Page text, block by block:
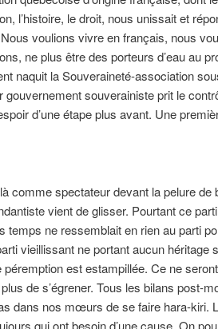
l’histoire, le droit, nous unissait et
voulions vivre en français, nous
ne plus être des porteurs d’eau au
naquit la Souveraineté-association
gouvernement souverainiste prit le
d’une étape plus avant. Une
comme spectateur devant la pelure
vient de glisser. Pourtant ce
temps ne ressemblait en rien au parti
vieillissant ne portant aucun
péremption est estampillée. Ce ne
de s’égrener. Tous les bilans post-
dans nos mœurs de se faire hara-kiri.
qui ont besoin d’une cause. On